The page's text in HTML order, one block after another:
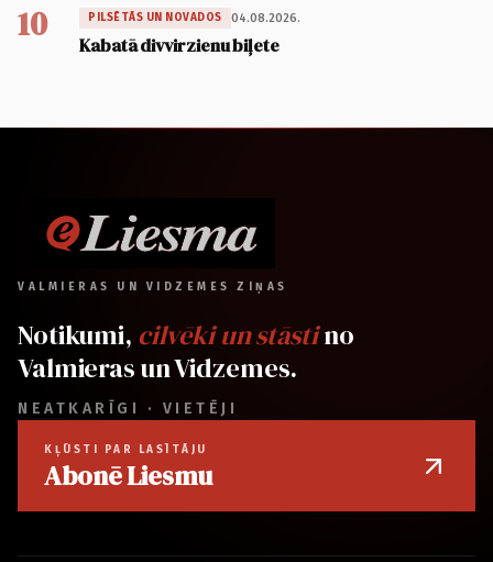
10 PILSĒTĀS UN NOVADOS 04.08.2026.
Kabatā divvirzienu biļete
VALMIERAS UN VIDZEMES ZIŅAS
Notikumi, cilvēki un stāstino
Valmieras un Vidzemes.
NEATKARĪGI · VIETĒJI
KĻŪSTI PAR LASĪTĀJU
Abonē Liesmu